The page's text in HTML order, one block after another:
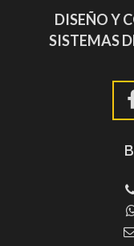
DISEÑO Y
SISTEMAS